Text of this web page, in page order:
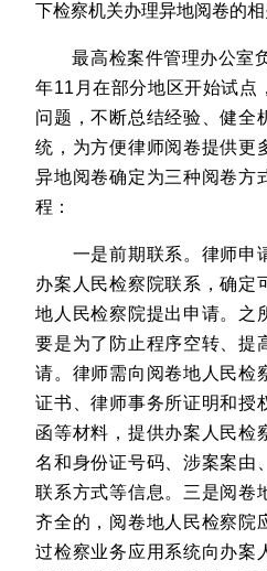
下检察机关办理异地阅卷的相
最高检案件管理办公室负
年11月在部分地区开始试点
问题，不断总结经验、健全
统，为方便律师阅卷提供更
异地阅卷确定为三种阅卷方
程：
一是前期联系。律师申
办案人民检察院联系，确定
地人民检察院提出申请。之
要是为了防止程序空转、提
请。律师需向阅卷地人民检
证书、律师事务所证明和授
函等材料，提供办案人民检
名和身份证号码、涉案案由
联系方式等信息。三是阅卷
齐全的，阅卷地人民检察院
过检察业务应用系统向办案